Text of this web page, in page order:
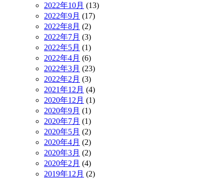
2022年10月 (13)
2022年9月 (17)
2022年8月 (2)
2022年7月 (3)
2022年5月 (1)
2022年4月 (6)
2022年3月 (23)
2022年2月 (3)
2021年12月 (4)
2020年12月 (1)
2020年9月 (1)
2020年7月 (1)
2020年5月 (2)
2020年4月 (2)
2020年3月 (2)
2020年2月 (4)
2019年12月 (2)